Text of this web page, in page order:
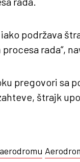
iako podržava
rada“,
pregovori sa
štrajk